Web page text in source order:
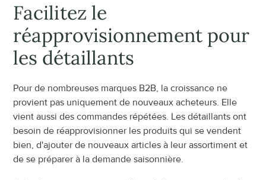
Facilitez le
réapprovisionnement pour
les détaillants
Pour de nombreuses marques B2B, la croissance ne
provient pas uniquement de nouveaux acheteurs. Elle
vient aussi des commandes répétées. Les détaillants ont
besoin de réapprovisionner les produits qui se vendent
bien, d'ajouter de nouveaux articles à leur assortiment et
de se préparer à la demande saisonnière.